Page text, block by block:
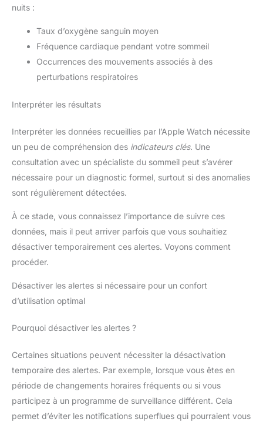
nuits :
Taux d’oxygène sanguin moyen
Fréquence cardiaque pendant votre sommeil
Occurrences des mouvements associés à des
perturbations respiratoires
Interpréter les résultats
Interpréter les données recueillies par l’Apple Watch nécessite
un peu de compréhension des indicateurs clés. Une
consultation avec un spécialiste du sommeil peut s’avérer
nécessaire pour un diagnostic formel, surtout si des anomalies
sont régulièrement détectées.
À ce stade, vous connaissez l’importance de suivre ces
données, mais il peut arriver parfois que vous souhaitiez
désactiver temporairement ces alertes. Voyons comment
procéder.
Désactiver les alertes si nécessaire pour un confort
d’utilisation optimal
Pourquoi désactiver les alertes ?
Certaines situations peuvent nécessiter la désactivation
temporaire des alertes. Par exemple, lorsque vous êtes en
période de changements horaires fréquents ou si vous
participez à un programme de surveillance différent. Cela
permet d’éviter les notifications superflues qui pourraient vous